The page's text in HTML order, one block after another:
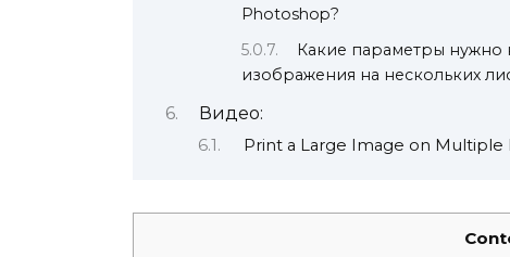
Photoshop?
Какие параметры нужно
изображения на нескольких
Видео:
Print a Large Image on